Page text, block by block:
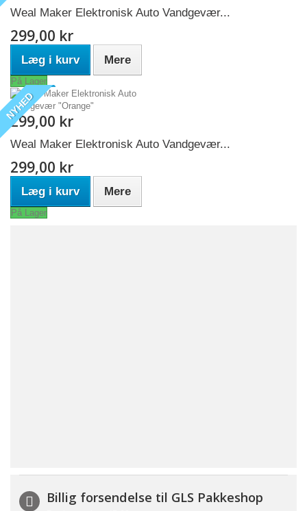
Weal Maker Elektronisk Auto Vandgevær...
299,00 kr
Læg i kurv Mere
På Lager
299,00 kr
NYHED
Weal Maker Elektronisk Auto Vandgevær...
299,00 kr
Læg i kurv Mere
På Lager
Billig forsendelse til GLS Pakkeshop